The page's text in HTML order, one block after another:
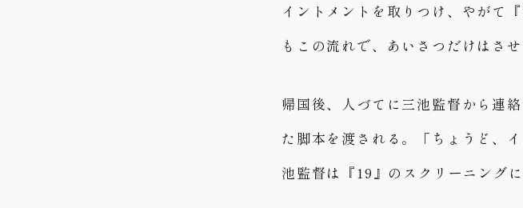
イントメントを取りつけ、やがて
もこの流れで、あいさつだけはさせ
帰国後、人づてに三池監督から連
た脚本を渡される。「ちょうど、
池監督は『19』のスクリーニング